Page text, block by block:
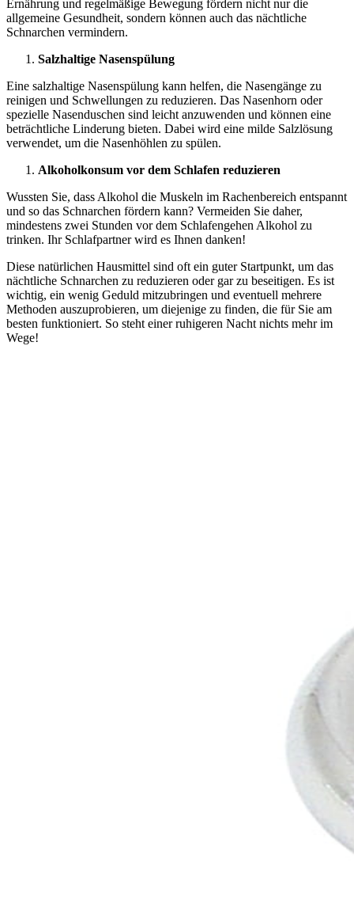
Ernährung und regelmäßige Bewegung fördern nicht nur die
allgemeine Gesundheit, sondern können auch das nächtliche
Schnarchen vermindern.
Salzhaltige Nasenspülung
Eine salzhaltige Nasenspülung kann helfen, die Nasengänge zu
reinigen und Schwellungen zu reduzieren. Das Nasenhorn oder
spezielle Nasenduschen sind leicht anzuwenden und können eine
beträchtliche Linderung bieten. Dabei wird eine milde Salzlösung
verwendet, um die Nasenhöhlen zu spülen.
Alkoholkonsum vor dem Schlafen reduzieren
Wussten Sie, dass Alkohol die Muskeln im Rachenbereich entspannt
und so das Schnarchen fördern kann? Vermeiden Sie daher,
mindestens zwei Stunden vor dem Schlafengehen Alkohol zu
trinken. Ihr Schlafpartner wird es Ihnen danken!
Diese natürlichen Hausmittel sind oft ein guter Startpunkt, um das
nächtliche Schnarchen zu reduzieren oder gar zu beseitigen. Es ist
wichtig, ein wenig Geduld mitzubringen und eventuell mehrere
Methoden auszuprobieren, um diejenige zu finden, die für Sie am
besten funktioniert. So steht einer ruhigeren Nacht nichts mehr im
Wege!